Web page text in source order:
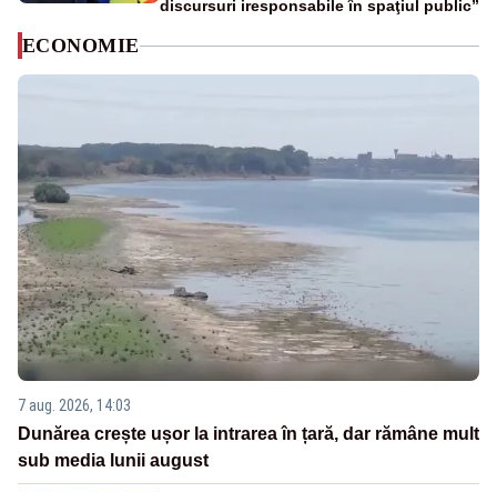
discursuri iresponsabile în spaţiul public”
ECONOMIE
7 aug. 2026, 14:03
Dunărea crește ușor la intrarea în țară, dar rămâne mult
sub media lunii august